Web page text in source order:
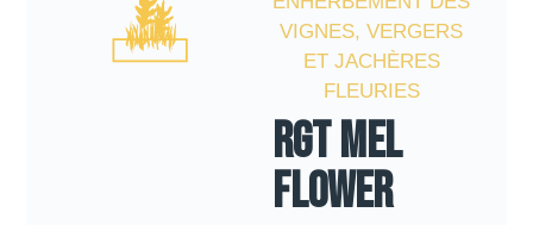
VIGNES, VERGERS
ET JACHÈRES
FLEURIES
RGT MEL
FLOWER